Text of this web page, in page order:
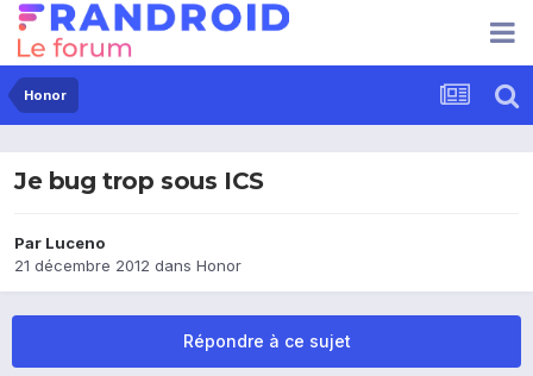
Honor
Je bug trop sous ICS
Par Luceno
21 décembre 2012 dans Honor
Répondre à ce sujet